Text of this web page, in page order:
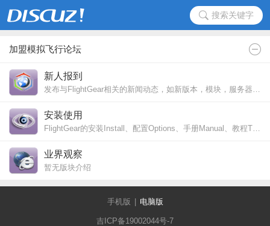
搜索关键字
加盟模拟飞行论坛
新人报到
发布与FlightGear相关的新闻动态，如新版本，模块，服务器等相关信息。
安装使用
FlightGear的安装Install、配置Options、手册Manual、教程Training等方面的内容
业界观察
暂无版块介绍
手机版 电脑版
吉ICP备19002044号-7